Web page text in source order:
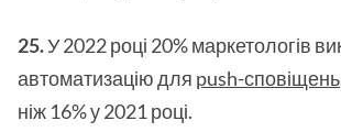
25.У 2022 році 20% маркетологів
автоматизацію для push-сповіщень
ніж 16% у 2021 році.